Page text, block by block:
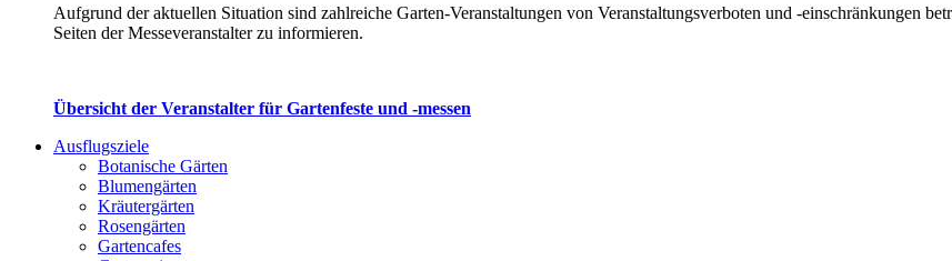
Aufgrund der aktuellen Situation sind zahlreiche Garten-Veranstaltungen von Veranstaltungsverboten und -einschränkungen
Seiten der Messeveranstalter zu informieren.
Übersicht der Veranstalter für Gartenfeste und -messen
Ausflugsziele
Botanische Gärten
Blumengärten
Kräutergärten
Rosengärten
Gartencafes